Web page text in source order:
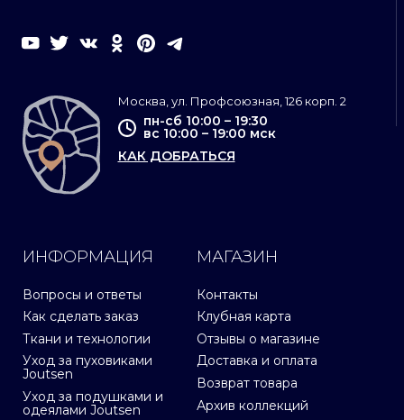
ИНФОРМАЦИЯ
Вопросы и ответы
Как сделать заказ
Ткани и технологии
Уход за пуховиками
Joutsen
Уход за подушками и
одеялами Joutsen
МАГАЗИН
Контакты
Клубная карта
Отзывы о магазине
Доставка и оплата
Возврат товара
Архив коллекций
Москва, ул. Профсоюзная, 126 корп. 2
пн-сб 10:00 – 19:30
вс 10:00 – 19:00 мск
КАК ДОБРАТЬСЯ